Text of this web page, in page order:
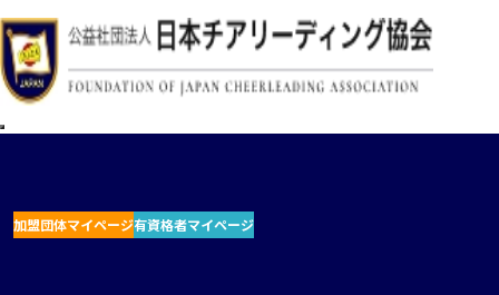
加盟団体マイページ有資格者マイページ